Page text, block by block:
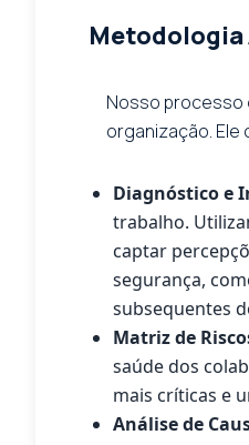
Metodologia
Nosso processo
organização.
Diagnóstico e
trabalho.
captar
segurança,
subsequentes
Matriz de
saúde dos
mais críticas e
Análise de